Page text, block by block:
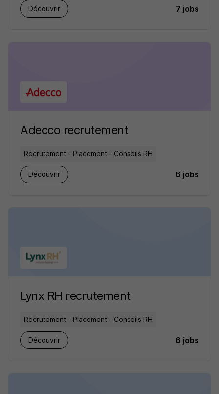
Découvrir 7 jobs
Adecco recrutement
Recrutement - Placement - Conseils RH
Découvrir 6 jobs
Lynx RH recrutement
Recrutement - Placement - Conseils RH
Découvrir 6 jobs